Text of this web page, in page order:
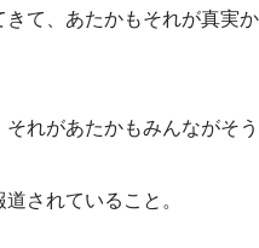
て、あたかもそれが真実か
れがあたかもみんながそう
されていること。